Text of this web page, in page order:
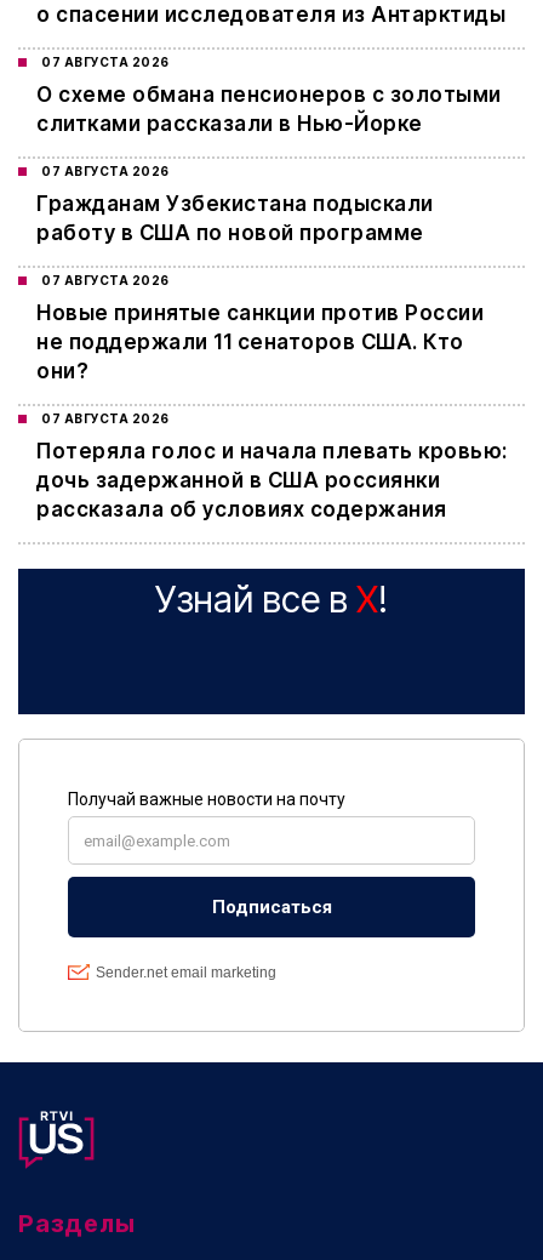
о спасении исследователя из Антарктиды
07 АВГУСТА 2026
О схеме обмана пенсионеров с золотыми
слитками рассказали в Нью-Йорке
07 АВГУСТА 2026
Гражданам Узбекистана подыскали
работу в США по новой программе
07 АВГУСТА 2026
Новые принятые санкции против России
не поддержали 11 сенаторов США. Кто
они?
07 АВГУСТА 2026
Потеряла голос и начала плевать кровью:
дочь задержанной в США россиянки
рассказала об условиях содержания
Узнай все в X!
Разделы